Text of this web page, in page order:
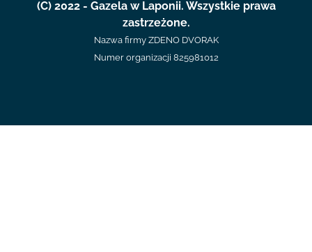
(C) 2022 - Gazela w Laponii. Wszystkie prawa
zastrzeżone.
Nazwa firmy ZDENO DVORAK
Numer organizacji 825981012